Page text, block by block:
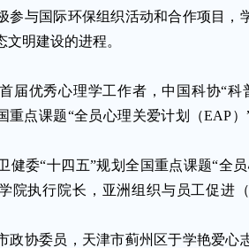
参与国际环保组织活动和合作项目，
明建设的进程。
优秀心理学工作者，中国科协“科
重点课题“全员心理关爱计划（EAP
委“十四五”规划全国重点课题“全员
院执行院长，亚洲组织与员工促进
协委员，天津市蓟州区于学艳爱心